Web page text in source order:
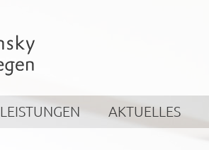
LEISTUNGEN AKTUELLES